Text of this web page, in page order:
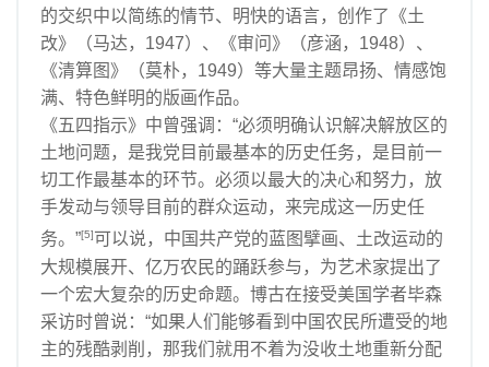
的交织中以简练的情节、明快的语言，创作了《土
改》（马达，1947）、《审问》（彦涵，1948）、
《清算图》（莫朴，1949）等大量主题昂扬、情感饱
满、特色鲜明的版画作品。
《五四指示》中曾强调：“必须明确认识解决解放区的
土地问题，是我党目前最基本的历史任务，是目前一
切工作最基本的环节。必须以最大的决心和努力，放
手发动与领导目前的群众运动，来完成这一历史任
务。”[5] 可以说，中国共产党的蓝图擘画、土改运动的
大规模展开、亿万农民的踊跃参与，为艺术家提出了
一个宏大复杂的历史命题。博古在接受美国学者毕森
采访时曾说：“如果人们能够看到中国农民所遭受的地
主的残酷剥削，那我们就用不着为没收土地重新分配